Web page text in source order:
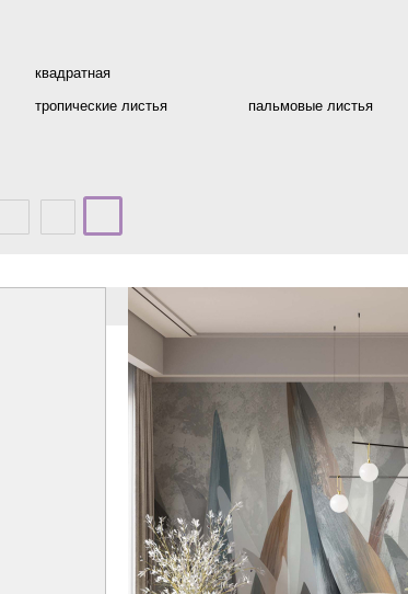
квадратная
тропические листья пальмовые листья